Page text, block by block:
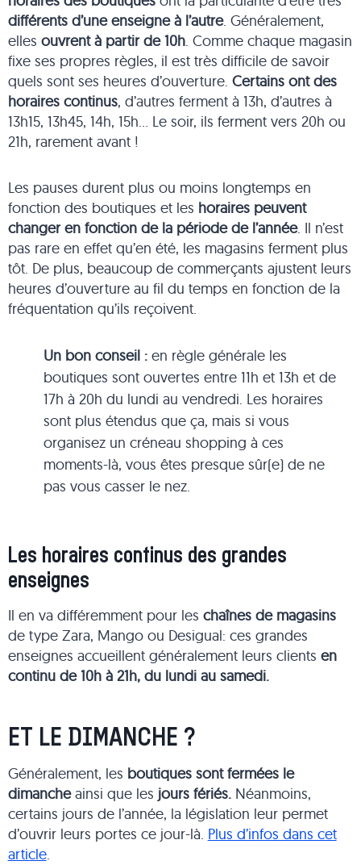
différents d’une enseigne à l’autre. Généralement,
elles ouvrent à partir de 10h. Comme chaque magasin
fixe ses propres règles, il est très difficile de savoir
quels sont ses heures d’ouverture. Certains ont des
horaires continus, d’autres ferment à 13h, d’autres à
13h15, 13h45, 14h, 15h… Le soir, ils ferment vers 20h ou
21h, rarement avant !
Les pauses durent plus ou moins longtemps en
fonction des boutiques et les horaires peuvent
changer en fonction de la période de l’année. Il n’est
pas rare en effet qu’en été, les magasins ferment plus
tôt. De plus, beaucoup de commerçants ajustent leurs
heures d’ouverture au fil du temps en fonction de la
fréquentation qu’ils reçoivent.
Un bon conseil : en règle générale les
boutiques sont ouvertes entre 11h et 13h et de
17h à 20h du lundi au vendredi. Les horaires
sont plus étendus que ça, mais si vous
organisez un créneau shopping à ces
moments-là, vous êtes presque sûr(e) de ne
pas vous casser le nez.
Les horaires continus des grandes
enseignes
Il en va différemment pour les chaînes de magasins
de type Zara, Mango ou Desigual: ces grandes
enseignes accueillent généralement leurs clients en
continu de 10h à 21h, du lundi au samedi.
ET LE DIMANCHE ?
Généralement, les boutiques sont fermées le
dimancheainsi que les jours fériés.Néanmoins,
certains jours de l’année, la législation leur permet
d’ouvrir leurs portes ce jour-là. Plus d’infos dans cet
article.